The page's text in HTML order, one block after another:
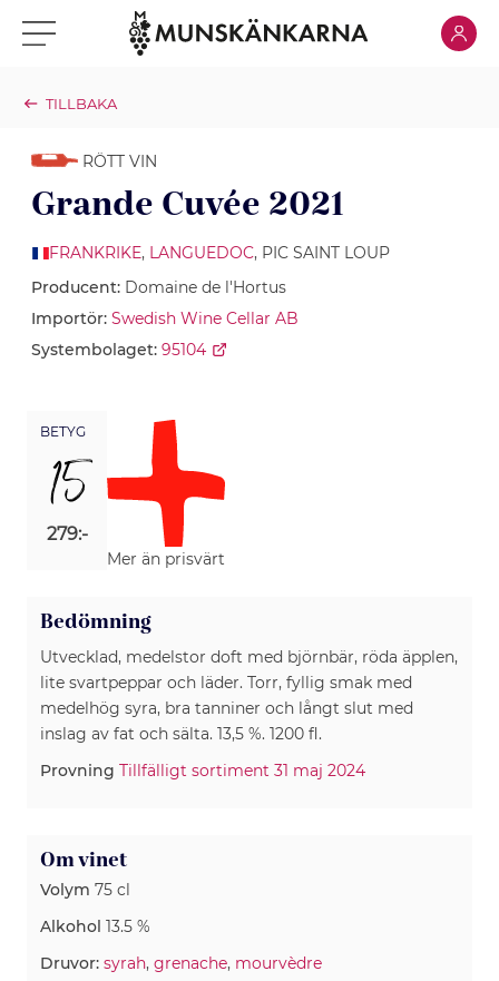
Klicka för meny Klicka
TILLBAKA
RÖTT VIN
Grande Cuvée 2021
FRANKRIKE, LANGUEDOC, PIC SAINT LOUP
Producent: Domaine de l'Hortus
Importör: Swedish Wine Cellar AB
Systembolaget: 95104
BETYG
15
279:-
Mer än prisvärt
Bedömning
Utvecklad, medelstor doft med björnbär, röda äpplen,
lite svartpeppar och läder. Torr, fyllig smak med
medelhög syra, bra tanniner och långt slut med
inslag av fat och sälta. 13,5 %. 1200 fl.
Provning Tillfälligt sortiment 31 maj 2024
Om vinet
Volym 75 cl
Alkohol 13.5 %
Druvor: syrah, grenache, mourvèdre